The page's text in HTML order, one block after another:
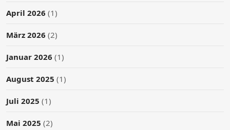
April 2026 (1)
März 2026 (2)
Januar 2026 (1)
August 2025 (1)
Juli 2025 (1)
Mai 2025 (2)